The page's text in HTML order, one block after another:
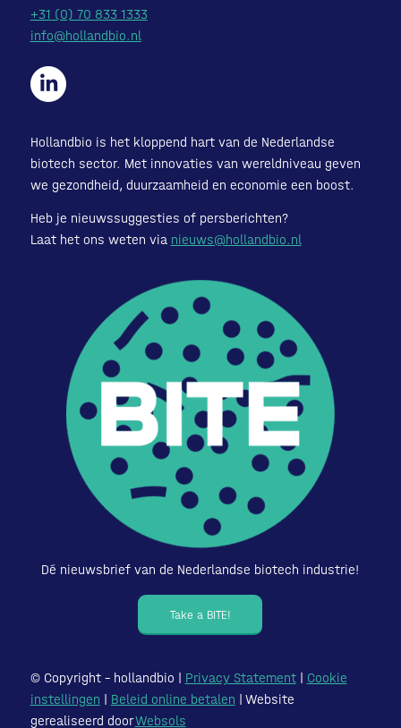
+31 (0) 70 833 1333
info@hollandbio.nl
Hollandbio is het kloppend hart van de Nederlandse
biotech sector. Met innovaties van wereldniveau geven
we gezondheid, duurzaamheid en economie een boost.
Heb je nieuwssuggesties of persberichten?
Laat het ons weten via nieuws@hollandbio.nl
Dé nieuwsbrief van de Nederlandse biotech industrie!
Take a BITE!
© Copyright – hollandbio | Privacy Statement| Cookie
instellingen | Beleid online betalen | Website
gerealiseerd doorWebsols